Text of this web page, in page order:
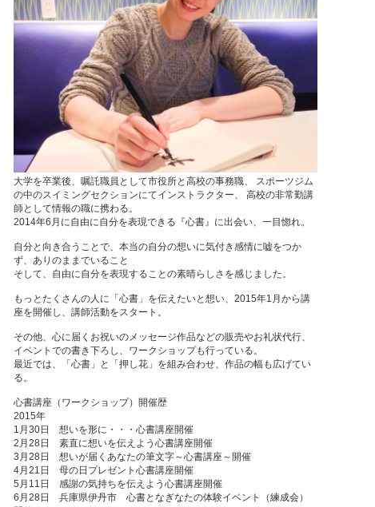
大学を卒業後、嘱託職員として市役所と高校の事務職、 スポーツジム
の中のスイミングセクションにてインストラクター、 高校の非常勤講
師として情報の職に携わる。
2014年6月に自由に自分を表現できる『心書』に出会い、一目惚れ。
自分と向き合うことで、本当の自分の想いに気付き感情に嘘をつか
ず、ありのままでいること
そして、自由に自分を表現することの素晴らしさを感じました。
もっとたくさんの人に「心書」を伝えたいと想い、2015年1月から講
座を開催し、講師活動をスタート。
その他、心に届くお祝いのメッセージ作品などの販売やお礼状代行、
イベントでの書き下ろし、ワークショップも行っている。
最近では、「心書」と「押し花」を組み合わせ、作品の幅も広げてい
る。
心書講座（ワークショップ）開催歴
2015年
1月30日 想いを形に・・・心書講座開催
2月28日 素直に想いを伝えよう心書講座開催
3月28日 想いが届くあなたの筆文字～心書講座～開催
4月21日 母の日プレゼント心書講座開催
5月11日 感謝の気持ちを伝えよう心書講座開催
6月28日 兵庫県伊丹市 心書となぎなたの体験イベント（練成会）